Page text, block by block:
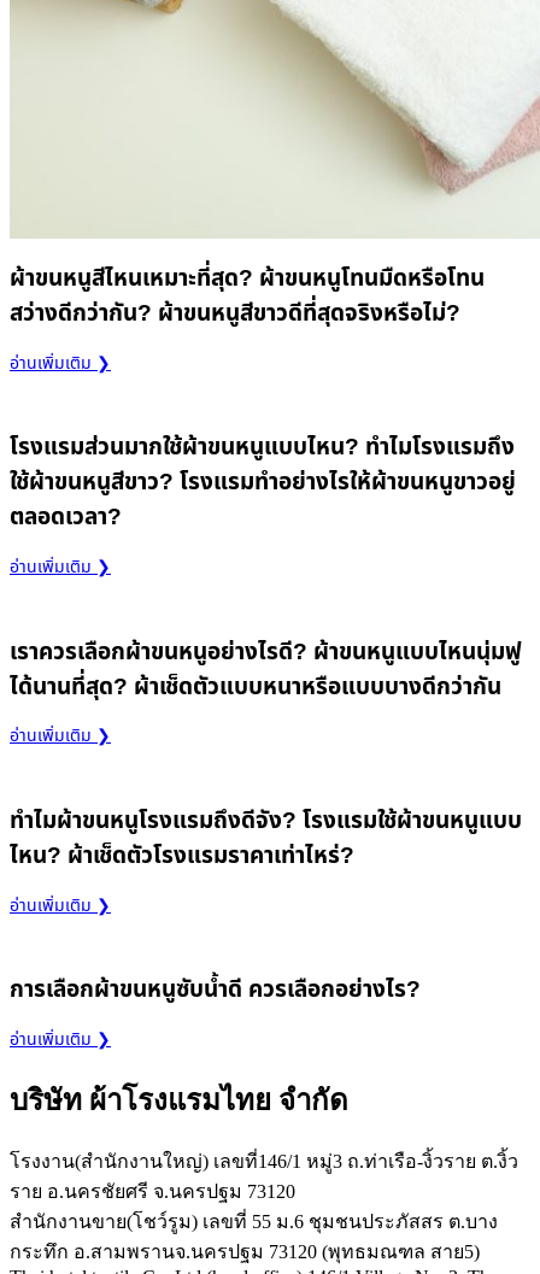
ผ้าขนหนูสีไหนเหมาะที่สุด? ผ้าขนหนูโทนมืดหรือโทน
สว่างดีกว่ากัน? ผ้าขนหนูสีขาวดีที่สุดจริงหรือไม่?
อ่านเพิ่มเติม ❯
โรงแรมส่วนมากใช้ผ้าขนหนูแบบไหน? ทำไมโรงแรมถึง
ใช้ผ้าขนหนูสีขาว? โรงแรมทำอย่างไรให้ผ้าขนหนูขาวอยู่
ตลอดเวลา?
อ่านเพิ่มเติม ❯
เราควรเลือกผ้าขนหนูอย่างไรดี? ผ้าขนหนูแบบไหนนุ่มฟู
ได้นานที่สุด? ผ้าเช็ดตัวแบบหนาหรือแบบบางดีกว่ากัน
อ่านเพิ่มเติม ❯
ทำไมผ้าขนหนูโรงแรมถึงดีจัง? โรงแรมใช้ผ้าขนหนูแบบ
ไหน? ผ้าเช็ดตัวโรงแรมราคาเท่าไหร่?
อ่านเพิ่มเติม ❯
การเลือกผ้าขนหนูซับน้ำดี ควรเลือกอย่างไร?
อ่านเพิ่มเติม ❯
บริษัท ผ้าโรงแรมไทย จำกัด
โรงงาน(สำนักงานใหญ่) เลขที่146/1 หมู่3 ถ.ท่าเรือ-งิ้วราย ต.งิ้ว
ราย อ.นครชัยศรี จ.นครปฐม 73120
สำนักงานขาย(โชว์รูม) เลขที่ 55 ม.6 ชุมชนประภัสสร ต.บาง
กระทึก อ.สามพรานจ.นครปฐม 73120 (พุทธมณฑล สาย5)